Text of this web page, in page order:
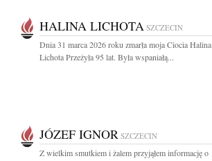
HALINA LICHOTA SZCZECIN
Dnia 31 marca 2026 roku zmarła moja Ciocia Halina
Lichota Przeżyła 95 lat. Była wspaniałą...
JÓZEF IGNOR SZCZECIN
Z wielkim smutkiem i żalem przyjąłem informację o